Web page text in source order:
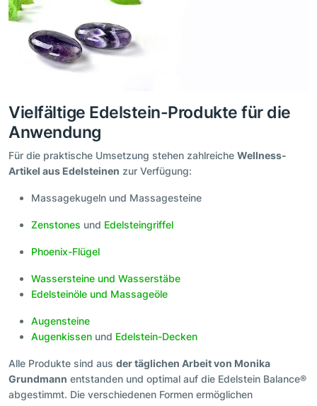
Vielfältige Edelstein-Produkte für die
Anwendung
Für die praktische Umsetzung stehen zahlreiche Wellness-
Artikel aus Edelsteinen zur Verfügung:
Massagekugeln und Massagesteine
Zenstones und Edelsteingriffel
Phoenix-Flügel
Wassersteine und Wasserstäbe
Edelsteinöle und Massageöle
Augensteine
Augenkissen und Edelstein-Decken
Alle Produkte sind aus der täglichen Arbeit von Monika
Grundmann entstanden und optimal auf die Edelstein Balance®
abgestimmt. Die verschiedenen Formen ermöglichen